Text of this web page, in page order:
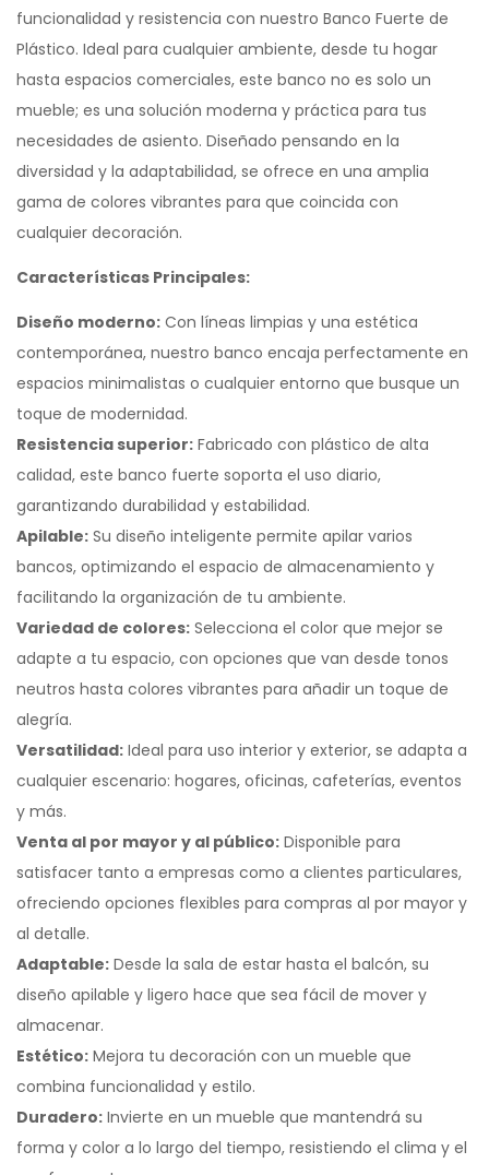
funcionalidad y resistencia con nuestro Banco Fuerte de
Plástico. Ideal para cualquier ambiente, desde tu hogar
hasta espacios comerciales, este banco no es solo un
mueble; es una solución moderna y práctica para tus
necesidades de asiento. Diseñado pensando en la
diversidad y la adaptabilidad, se ofrece en una amplia
gama de colores vibrantes para que coincida con
cualquier decoración.
Características Principales:
Diseño moderno: Con líneas limpias y una estética
contemporánea, nuestro banco encaja perfectamente en
espacios minimalistas o cualquier entorno que busque un
toque de modernidad.
Resistencia superior: Fabricado con plástico de alta
calidad, este banco fuerte soporta el uso diario,
garantizando durabilidad y estabilidad.
Apilable: Su diseño inteligente permite apilar varios
bancos, optimizando el espacio de almacenamiento y
facilitando la organización de tu ambiente.
Variedad de colores: Selecciona el color que mejor se
adapte a tu espacio, con opciones que van desde tonos
neutros hasta colores vibrantes para añadir un toque de
alegría.
Versatilidad: Ideal para uso interior y exterior, se adapta a
cualquier escenario: hogares, oficinas, cafeterías, eventos
y más.
Venta al por mayor y al público: Disponible para
satisfacer tanto a empresas como a clientes particulares,
ofreciendo opciones flexibles para compras al por mayor y
al detalle.
Adaptable: Desde la sala de estar hasta el balcón, su
diseño apilable y ligero hace que sea fácil de mover y
almacenar.
Estético: Mejora tu decoración con un mueble que
combina funcionalidad y estilo.
Duradero: Invierte en un mueble que mantendrá su
forma y color a lo largo del tiempo, resistiendo el clima y el